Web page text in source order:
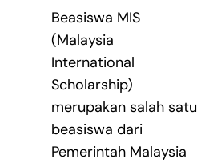
Beasiswa MIS
(Malaysia
International
Scholarship)
merupakan salah satu
beasiswa dari
Pemerintah Malaysia